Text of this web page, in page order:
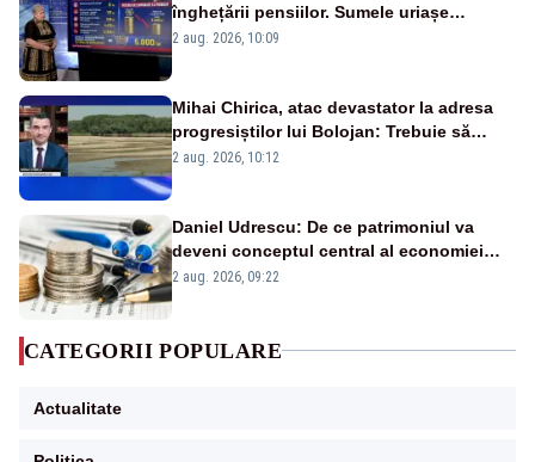
înghețării pensiilor. Sumele uriașe
pierdute de fiecare român
2 aug. 2026, 10:09
Mihai Chirica, atac devastator la adresa
progresiștilor lui Bolojan: Trebuie să
protejăm și natura, dar nu șținem omaneii
2 aug. 2026, 10:12
Daniel Udrescu: De ce patrimoniul va
deveni conceptul central al economiei
viitoare?
2 aug. 2026, 09:22
CATEGORII POPULARE
Actualitate